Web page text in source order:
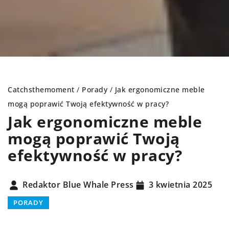
Catchsthemoment / Porady / Jak ergonomiczne meble
mogą poprawić Twoją efektywność w pracy?
Jak ergonomiczne meble
mogą poprawić Twoją
efektywność w pracy?
Redaktor Blue Whale Press 3 kwietnia 2025
PORADY